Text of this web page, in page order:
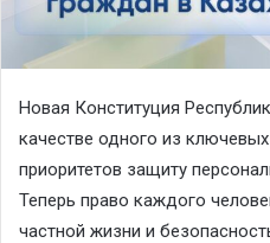
Новая Конституция
качестве одного из
приоритетов защиту
Теперь право каждого
частной жизни и